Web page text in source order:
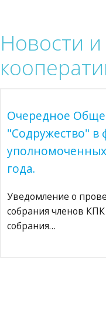
Новости
Очередное
"Содружество" в
года.
Уведомление о
собрания членов
собрания…